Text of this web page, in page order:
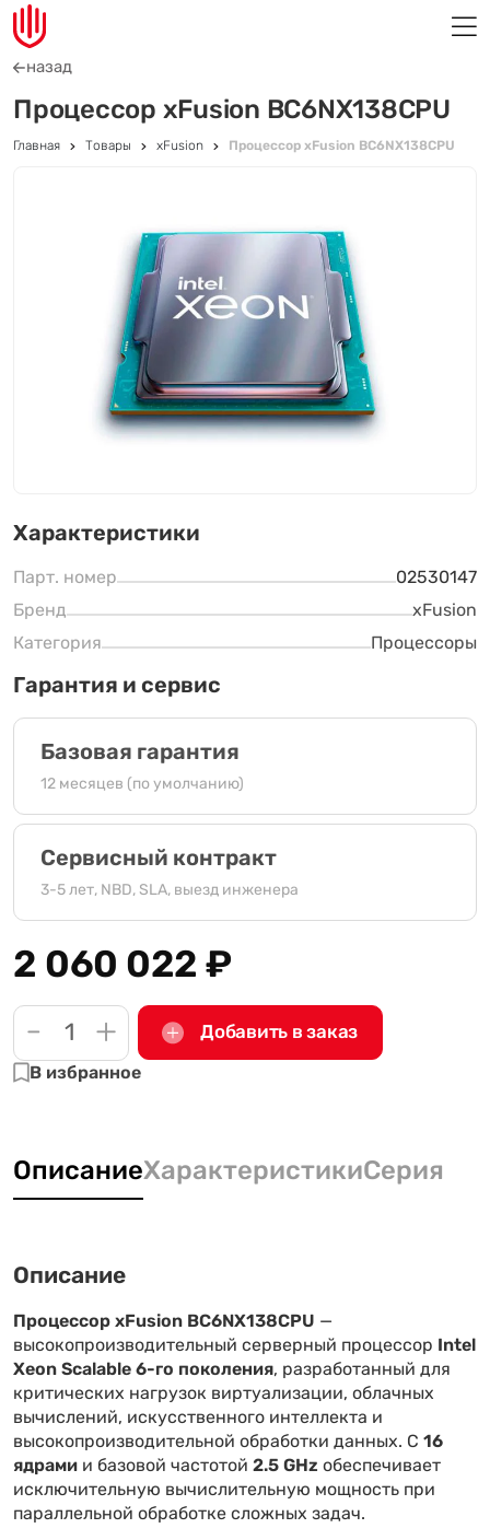
назад
Процессор xFusion BC6NX138CPU
Главная Товары xFusion Процессор xFusion BC6NX138CPU
Характеристики
Парт. номер
02530147
Бренд
xFusion
Категория
Процессоры
Гарантия и сервис
Базовая гарантия
12 месяцев (по умолчанию)
Сервисный контракт
3-5 лет, NBD, SLA, выезд инженера
2 060 022₽
- + Добавить в заказ
В избранное
ОписаниеХарактеристикиСерия
Описание
Процессор xFusion BC6NX138CPU —
высокопроизводительный серверный процессор Intel
Xeon Scalable 6-го поколения, разработанный для
критических нагрузок виртуализации, облачных
вычислений, искусственного интеллекта и
высокопроизводительной обработки данных. С 16
ядрами и базовой частотой 2.5 GHz обеспечивает
исключительную вычислительную мощность при
параллельной обработке сложных задач.